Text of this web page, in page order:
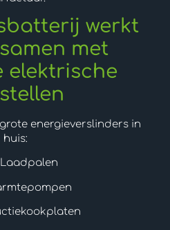
werkt
met
elektrische
energieverslinders in
huis:
Laadpalen